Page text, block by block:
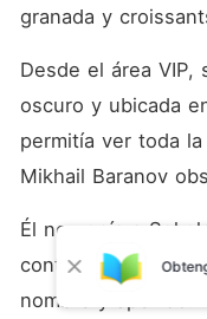
granada y
Desde el área VIP,
oscuro y ubicada
permitía ver toda
Mikhail Baranov
Él no venía a
control. Y ese
nombre y apellido: